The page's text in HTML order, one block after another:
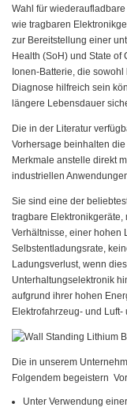
Wahl für
wie tragbaren
zur Bereitstellung einer
Health (SoH) und State
Ionen-Batterie, die
Diagnose hilfreich sein
längere Lebensdauer
Die in der Literatur
Vorhersage beinhalten
Merkmale anstelle direkt
industriellen
Sie sind eine der
tragbare Elektronikgeräte,
Verhältnisse, einer hohen
Selbstentladungsrate,
Ladungsverlust, wenn
Unterhaltungselektronik
aufgrund ihrer hohen
Elektrofahrzeug- und
Die in unserem
Folgendem begeistern
Unter Verwendung